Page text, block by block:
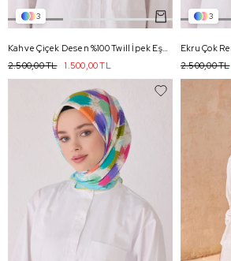
3
Kahve Çiçek Desen %100 Twill İpek Eşarp 4037 - 36
1.500,00 TL
2.500,00 TL
3
2.500,00 TL